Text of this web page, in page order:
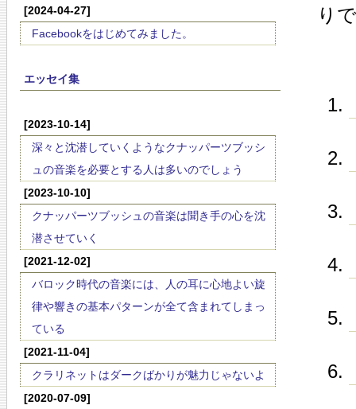
[2024-04-27]
Facebookをはじめてみました。
エッセイ集
[2023-10-14]
深々と沈潜していくようなクナッパーツブッシ
ュの音楽を必要とする人は多いのでしょう
[2023-10-10]
クナッパーツブッシュの音楽は聞き手の心を沈
潜させていく
[2021-12-02]
バロック時代の音楽には、人の耳に心地よい旋
律や響きの基本パターンが全て含まれてしまっ
ている
[2021-11-04]
クラリネットはダークばかりが魅力じゃないよ
[2020-07-09]
り